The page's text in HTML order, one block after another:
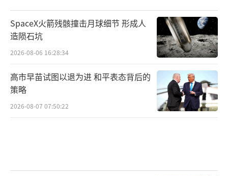
SpaceX火箭残骸撞击月球细节 形成人
造陨石坑
2026-08-06 16:28:34
高市早苗试图以退为进 和平表态背后的
策略
2026-08-07 07:50:22